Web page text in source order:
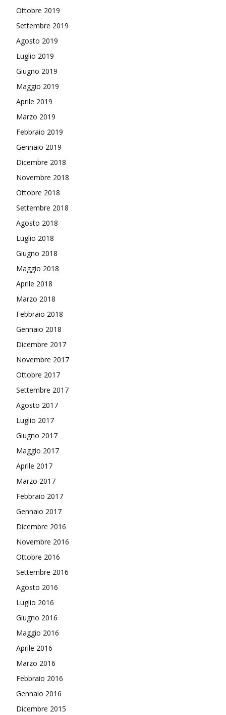
Ottobre 2019
Settembre 2019
Agosto 2019
Luglio 2019
Giugno 2019
Maggio 2019
Aprile 2019
Marzo 2019
Febbraio 2019
Gennaio 2019
Dicembre 2018
Novembre 2018
Ottobre 2018
Settembre 2018
Agosto 2018
Luglio 2018
Giugno 2018
Maggio 2018
Aprile 2018
Marzo 2018
Febbraio 2018
Gennaio 2018
Dicembre 2017
Novembre 2017
Ottobre 2017
Settembre 2017
Agosto 2017
Luglio 2017
Giugno 2017
Maggio 2017
Aprile 2017
Marzo 2017
Febbraio 2017
Gennaio 2017
Dicembre 2016
Novembre 2016
Ottobre 2016
Settembre 2016
Agosto 2016
Luglio 2016
Giugno 2016
Maggio 2016
Aprile 2016
Marzo 2016
Febbraio 2016
Gennaio 2016
Dicembre 2015